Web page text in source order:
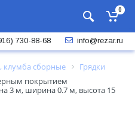
0
730-88-68 info@rezar.ru
клумба сборные
Грядки
покрытием
3 м, ширина 0.7 м, высота 15